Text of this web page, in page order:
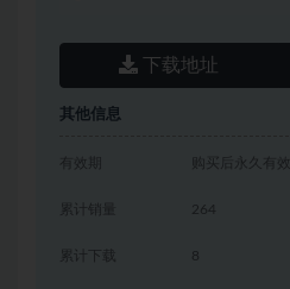
下载地址
其他信息
有效期 购买后永久有效
累计销量 264
累计下载 8